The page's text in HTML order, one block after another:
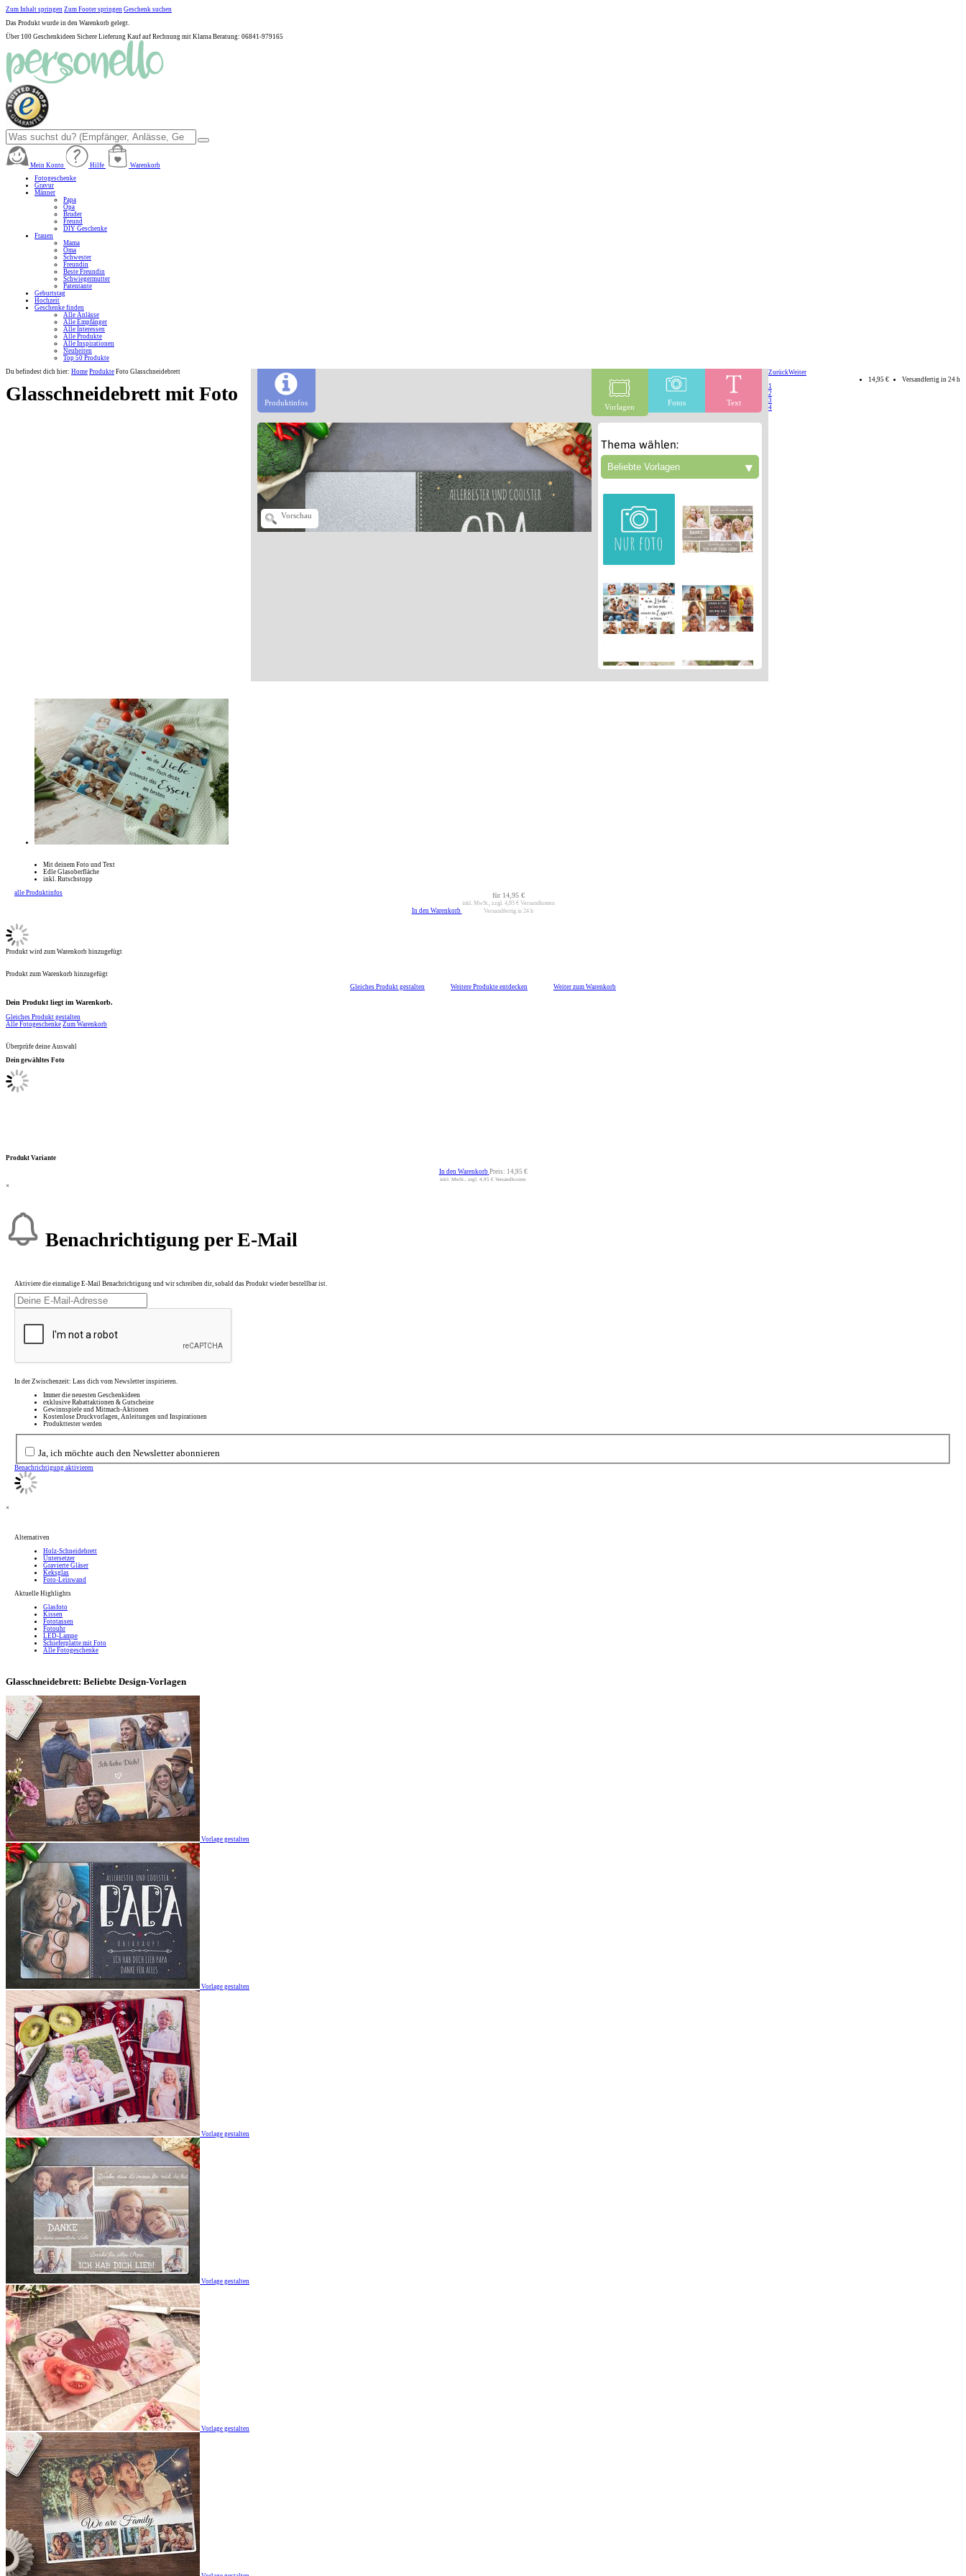
Zum Inhalt springen Zum Footer springen Geschenk suchen
Das Produkt wurde in den Warenkorb gelegt.
Über 100 Geschenkideen Sichere Lieferung Kauf auf Rechnung mit Klarna Beratung: 06841-979165
Mein Konto Hilfe
Warenkorb
Fotogeschenke
Gravur
Männer
Papa
Opa
Bruder
Freund
DIY Geschenke
Frauen
Mama
Oma
Schwester
Freundin
Beste Freundin
Schwiegermutter
Patentante
Geburtstag
Hochzeit
Geschenke finden
Alle Anlässe
Alle Empfänger
Alle Interessen
Alle Produkte
Alle Inspirationen
Neuheiten
Top 50 Produkte
Du befindest dich hier: Home Produkte Foto Glasschneidebrett
Glasschneidebrett mit Foto
14,95 € Versandfertig in 24 h
Produktinfos Vorlagen Fotos Text
Vorschau
Thema wählen:
▼
ZurückWeiter
1
2
3
4
Mit deinem Foto und Text
Edle Glasoberfläche
inkl. Rutschstopp
alle Produktinfos
In den Warenkorb
für 14,95 €
inkl. MwSt., zzgl. 4,95 €Versandkosten
Versandfertig in 24 h
Produkt wird zum Warenkorb hinzugefügt
Produkt zum Warenkorb hinzugefügt
Gleiches Produkt gestalten
Weitere Produkte entdecken Weiter zum Warenkorb
Dein Produkt liegt im Warenkorb.
Gleiches Produkt gestalten
Alle Fotogeschenke Zum Warenkorb
Überprüfe deine Auswahl
Dein gewähltes Foto
Produkt Variante
In den Warenkorb Preis: 14,95 €
inkl. MwSt., zzgl. 4,95 € Versandkosten
×
Benachrichtigung per E-Mail
Aktiviere die einmalige E-Mail Benachrichtigung und wir schreiben dir, sobald das Produkt wieder bestellbar ist.
In der Zwischenzeit: Lass dich vom Newsletter inspirieren.
Immer die neuesten Geschenkideen
exklusive Rabattaktionen & Gutscheine
Gewinnspiele und Mitmach-Aktionen
Kostenlose Druckvorlagen, Anleitungen und Inspirationen
Produkttester werden
Ja, ich möchte auch den Newsletter abonnieren
Benachrichtigung aktivieren
×
Alternativen
Holz-Schneidebrett
Untersetzer
Gravierte Gläser
Keksglas
Foto-Leinwand
Aktuelle Highlights
Glasfoto
Kissen
Fototassen
Fotouhr
LED-Lampe
Schieferplatte mit Foto
Alle Fotogeschenke
Glasschneidebrett: Beliebte Design-Vorlagen
Vorlage gestalten
Vorlage gestalten
Vorlage gestalten
Vorlage gestalten
Vorlage gestalten